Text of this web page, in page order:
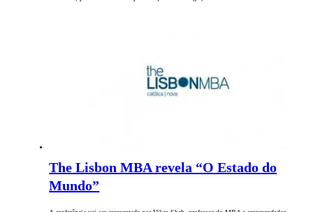
The Lisbon MBA revela “O Estado do
Mundo”